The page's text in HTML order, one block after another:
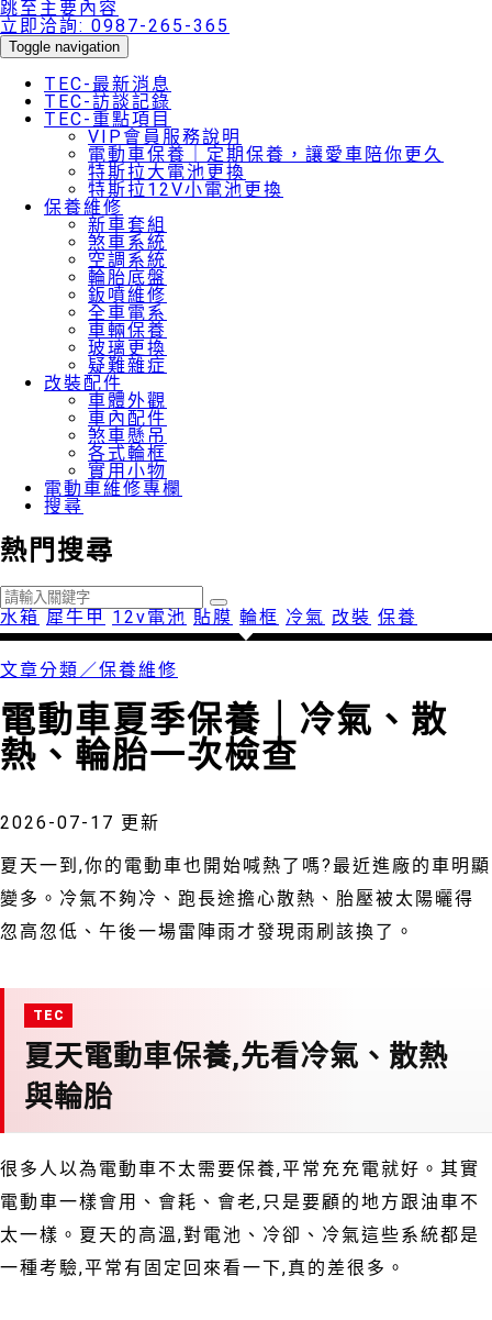
跳至主要內容
立即洽詢: 0987-265-365
Toggle navigation
TEC-最新消息
TEC-訪談記錄
TEC-重點項目
VIP會員服務說明
電動車保養｜定期保養，讓愛車陪你更久
特斯拉大電池更換
特斯拉12V小電池更換
保養維修
新車套組
煞車系統
空調系統
輪胎底盤
鈑噴維修
全車電系
車輛保養
玻璃更換
疑難雜症
改裝配件
車體外觀
車內配件
煞車懸吊
各式輪框
實用小物
電動車維修專欄
搜尋
熱門搜尋
水箱 犀牛甲 12v電池 貼膜 輪框 冷氣 改裝 保養
文章分類／保養維修
電動車夏季保養｜冷氣、散
熱、輪胎一次檢查
2026-07-17 更新
夏天一到,你的電動車也開始喊熱了嗎?最近進廠的車明顯
變多。冷氣不夠冷、跑長途擔心散熱、胎壓被太陽曬得
忽高忽低、午後一場雷陣雨才發現雨刷該換了。
夏天電動車保養,先看冷氣、散熱
與輪胎
很多人以為電動車不太需要保養,平常充充電就好。其實
電動車一樣會用、會耗、會老,只是要顧的地方跟油車不
太一樣。夏天的高溫,對電池、冷卻、冷氣這些系統都是
一種考驗,平常有固定回來看一下,真的差很多。